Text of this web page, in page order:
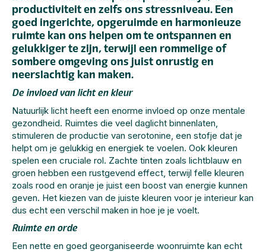
productiviteit en zelfs ons stressniveau. Een
goed ingerichte, opgeruimde en harmonieuze
ruimte kan ons helpen om te ontspannen en
gelukkiger te zijn, terwijl een rommelige of
sombere omgeving ons juist onrustig en
neerslachtig kan maken.
De invloed van licht en kleur
Natuurlijk licht heeft een enorme invloed op onze mentale
gezondheid. Ruimtes die veel daglicht binnenlaten,
stimuleren de productie van serotonine, een stofje dat je
helpt om je gelukkig en energiek te voelen. Ook kleuren
spelen een cruciale rol. Zachte tinten zoals lichtblauw en
groen hebben een rustgevend effect, terwijl felle kleuren
zoals rood en oranje je juist een boost van energie kunnen
geven. Het kiezen van de juiste kleuren voor je interieur kan
dus echt een verschil maken in hoe je je voelt.
Ruimte en orde
Een nette en goed georganiseerde woonruimte kan echt